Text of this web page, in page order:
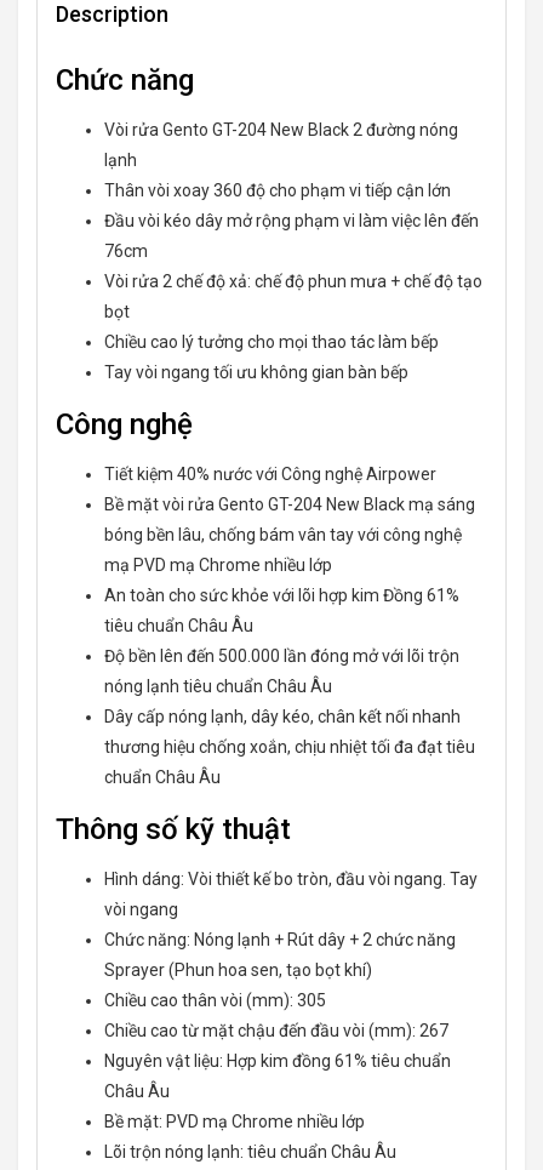
Description
Chức năng
Vòi rửa Gento GT-204 New Black 2 đường nóng
lạnh
Thân vòi xoay 360 độ cho phạm vi tiếp cận lớn
Đầu vòi kéo dây mở rộng phạm vi làm việc lên đến
76cm
Vòi rửa 2 chế độ xả: chế độ phun mưa + chế độ tạo
bọt
Chiều cao lý tưởng cho mọi thao tác làm bếp
Tay vòi ngang tối ưu không gian bàn bếp
Công nghệ
Tiết kiệm 40% nước với Công nghệ Airpower
Bề mặt vòi rửa Gento GT-204 New Black mạ sáng
bóng bền lâu, chống bám vân tay với công nghệ
mạ PVD mạ Chrome nhiều lớp
An toàn cho sức khỏe với lõi hợp kim Đồng 61%
tiêu chuẩn Châu Âu
Độ bền lên đến 500.000 lần đóng mở với lõi trộn
nóng lạnh tiêu chuẩn Châu Âu
Dây cấp nóng lạnh, dây kéo, chân kết nối nhanh
thương hiệu chống xoắn, chịu nhiệt tối đa đạt tiêu
chuẩn Châu Âu
Thông số kỹ thuật
Hình dáng: Vòi thiết kế bo tròn, đầu vòi ngang. Tay
vòi ngang
Chức năng: Nóng lạnh + Rút dây + 2 chức năng
Sprayer (Phun hoa sen, tạo bọt khí)
Chiều cao thân vòi (mm): 305
Chiều cao từ mặt chậu đến đầu vòi (mm): 267
Nguyên vật liệu: Hợp kim đồng 61% tiêu chuẩn
Châu Âu
Bề mặt: PVD mạ Chrome nhiều lớp
Lõi trộn nóng lạnh: tiêu chuẩn Châu Âu